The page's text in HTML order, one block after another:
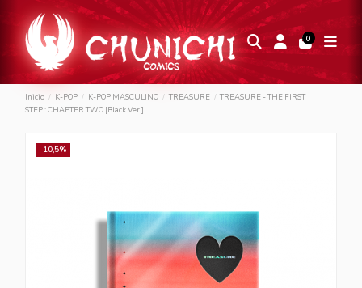
0
Inicio K-POP K-POP MASCULINO TREASURE
TREASURE - THE FIRST
STEP : CHAPTER TWO [Black Ver.]
-10,5%